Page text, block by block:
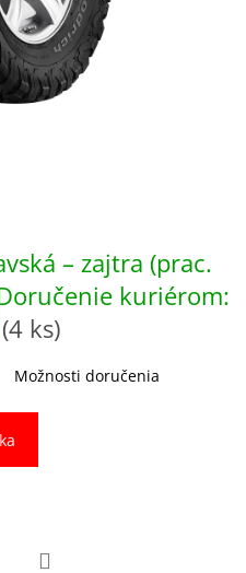
– zajtra (prac.
kuriérom:
(4 ks)
Možnosti doručenia